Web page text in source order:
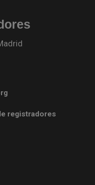
registradores
en ventana nueva)
en ventana nueva)